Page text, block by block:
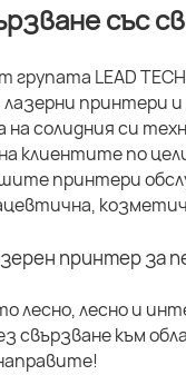
със
групата LEAD
принтери
на солидния си
клиентите по
принтери
лесно, лесно и
свързване към